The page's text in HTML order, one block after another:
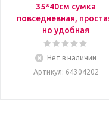
35*40см сумка
повседневная,
но удобная
Нет в наличии
Артикул: 64304202